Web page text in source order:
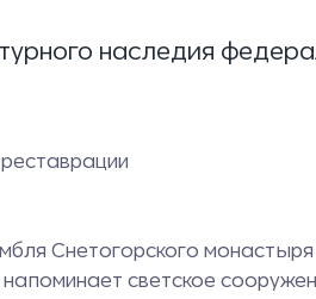
наследия
Снетогорского
светское